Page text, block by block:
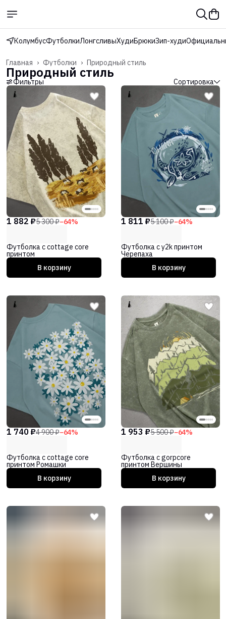
КолумбусФутболкиЛонгсливыХудиБрюкиЗип-худи
Природный стиль
Футболки ›
Главная ›
Природный стиль
Фильтры Сортировка
1 882 ₽5 300 ₽−64%
Футболка с cottage core
принтом
В корзину
1 811 ₽5 100 ₽−64%
Футболка с y2k принтом
Черепаха
В корзину
1 740 ₽4 900 ₽−64%
Футболка с cottage core
принтом Ромашки
В корзину
1 953 ₽5 500 ₽−64%
Футболка с gorpcore
принтом Вершины
В корзину